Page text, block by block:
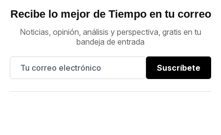
Recibe lo mejor de Tiempo en tu correo
Noticias, opinión, análisis y perspectiva, gratis en tu
bandeja de entrada
Suscríbete